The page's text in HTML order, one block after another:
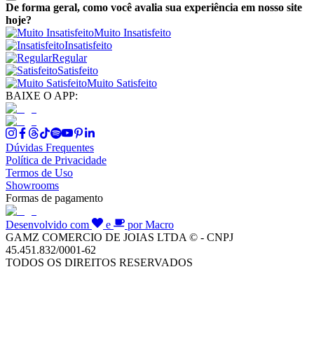
De forma geral, como você avalia sua experiência em nosso site
hoje?
Muito Insatisfeito
Insatisfeito
Regular
Satisfeito
Muito Satisfeito
BAIXE O APP:
Dúvidas Frequentes
Política de Privacidade
Termos de Uso
Showrooms
Formas de pagamento
Desenvolvido com e
por Macro
GAMZ COMERCIO DE JOIAS LTDA © - CNPJ
45.451.832/0001-62
TODOS OS DIREITOS RESERVADOS